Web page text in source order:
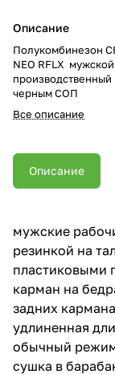
Описание
Полукомбинезон
NEO RFLX мужской
черным СОП
Все описание
Описание
мужские
резинкой на
пластиковыми
карман на
задних
удлиненная
обычный
сушка в